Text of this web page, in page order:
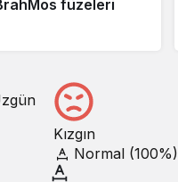
füzeleri
Kızgın
Normal (100%)